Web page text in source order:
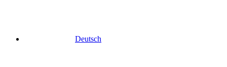
Deutsch